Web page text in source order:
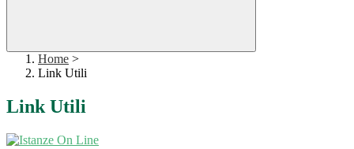
Home >
Link Utili
Link Utili